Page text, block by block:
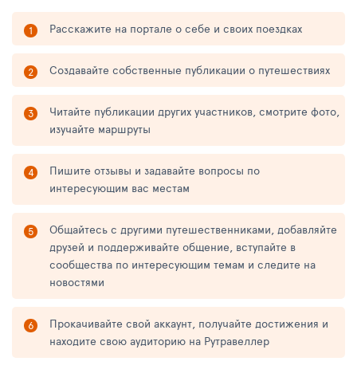
Расскажите на портале о себе и своих поездках
Создавайте собственные публикации о путешествиях
Читайте публикации других участников, смотрите фото,
изучайте маршруты
Пишите отзывы и задавайте вопросы по
интересующим вас местам
Общайтесь с другими путешественниками, добавляйте
друзей и поддерживайте общение, вступайте в
сообщества по интересующим темам и следите на
новостями
Прокачивайте свой аккаунт, получайте достижения и
находите свою аудиторию на Рутравеллер